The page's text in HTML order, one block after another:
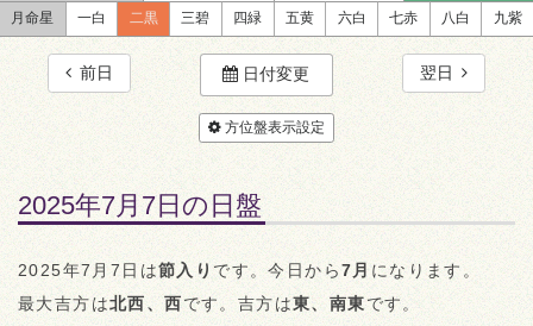
月命星 一白 二黒 三碧 四緑 五黄 六白 七赤 八白 九紫
前日 日付変更 翌日
方位盤表示設定
2025年7月7日の日盤
2025年7月7日は節入り です。今日から7月 になります。
最大吉方は北西、西です。吉方は東、南東です。